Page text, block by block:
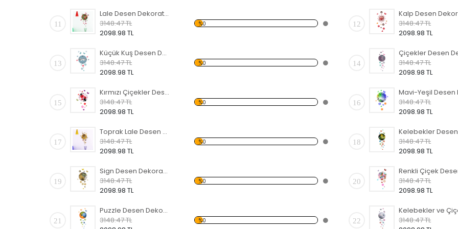
11
Lale Desen Dekoratif Saat
3148.47 TL
2098.98 TL
%0 12
3148.47 TL
2098.98 TL
13
Küçük Kuş Desen Dekoratif Saat
3148.47 TL
2098.98 TL
%0 14
3148.47 TL
2098.98 TL
15
Kırmızı Çiçekler Desen Dekoratif Saat
3148.47 TL
2098.98 TL
%0 16
3148.47 TL
2098.98 TL
17
Toprak Lale Desen Dekoratif Saat
3148.47 TL
2098.98 TL
%0 18
3148.47 TL
2098.98 TL
19
Sign Desen Dekoratif Saat
3148.47 TL
2098.98 TL
%0 20
3148.47 TL
2098.98 TL
21
Puzzle Desen Dekoratif Saat
3148.47 TL
%0 22
3148.47 TL